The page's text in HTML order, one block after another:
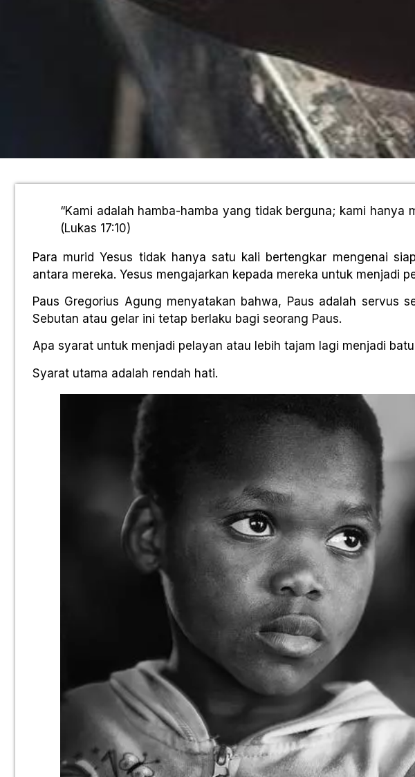
“Kami adalah hamba-hamba yang tidak berguna; kami hanya
(Lukas 17:10)
Para murid Yesus tidak hanya satu kali bertengkar mengenai
antara mereka. Yesus mengajarkan kepada mereka untuk menjadi
Paus Gregorius Agung menyatakan bahwa, Paus adalah servus
Sebutan atau gelar ini tetap berlaku bagi seorang Paus.
Apa syarat untuk menjadi pelayan atau lebih tajam lagi menjadi
Syarat utama adalah rendah hati.